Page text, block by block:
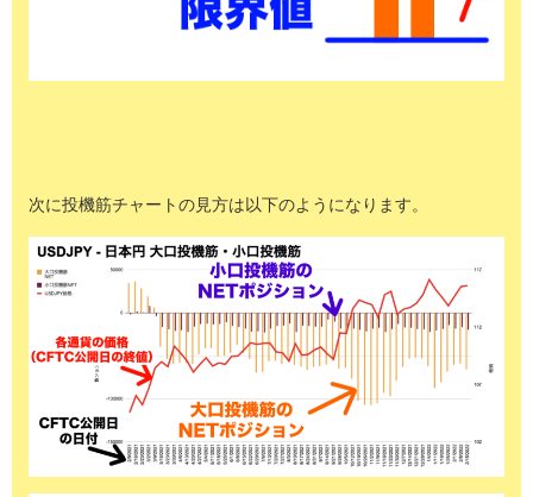
次に投機筋チャートの見方は以下のようになります。